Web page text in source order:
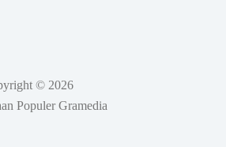
© 2026
Populer Gramedia